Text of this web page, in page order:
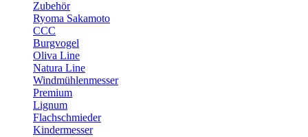
Zubehör
Ryoma Sakamoto
CCC
Burgvogel
Oliva Line
Natura Line
Windmühlenmesser
Premium
Lignum
Flachschmieder
Kindermesser